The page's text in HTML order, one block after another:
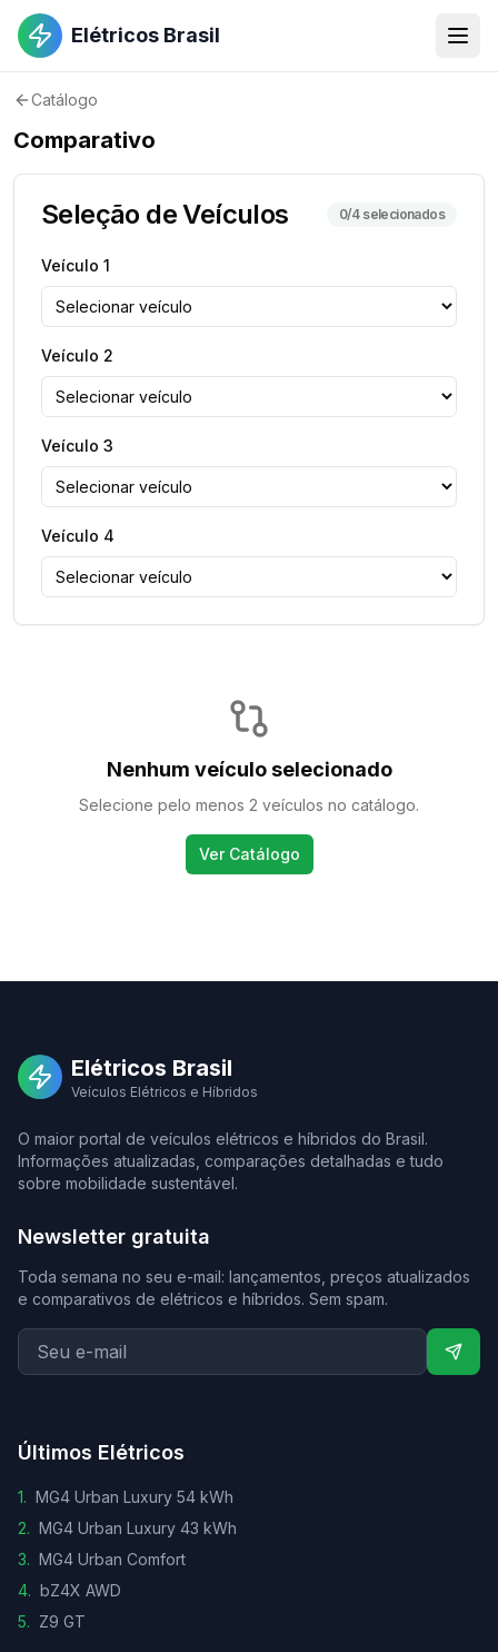
Elétricos Brasil
Catálogo
Comparativo
Seleção de Veículos 0/4 selecionados
Veículo 1
Veículo 2
Veículo 3
Veículo 4
Nenhum veículo selecionado
Selecione pelo menos 2 veículos no catálogo.
Ver Catálogo
Elétricos Brasil
Veículos Elétricos e Híbridos
O maior portal de veículos elétricos e híbridos do Brasil.
Informações atualizadas, comparações detalhadas e tudo
sobre mobilidade sustentável.
Newsletter gratuita
Toda semana no seu e-mail: lançamentos, preços atualizados
e comparativos de elétricos e híbridos. Sem spam.
Últimos Elétricos
1. MG4 Urban Luxury 54 kWh
2. MG4 Urban Luxury 43 kWh
3. MG4 Urban Comfort
4. bZ4X AWD
5. Z9 GT